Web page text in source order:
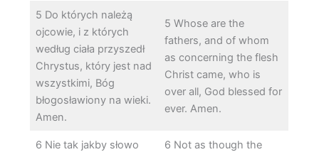
5 Do których należą
ojcowie, i z których
według ciała przyszedł
Chrystus, który jest nad
wszystkimi, Bóg
błogosławiony na wieki.
Amen.
5 Whose are the
fathers, and of whom
as concerning the flesh
Christ came, who is
over all, God blessed for
ever. Amen.
6 Nie tak jakby słowo
6 Not as though the